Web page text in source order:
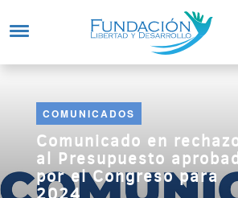
COMUNICADOS
Comunicado en
al Presupuesto
por el Congreso para